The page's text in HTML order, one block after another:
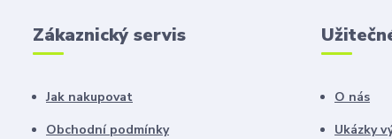
Zákaznický servis
Jak nakupovat
Obchodní podmínky
O nás
Ukázky